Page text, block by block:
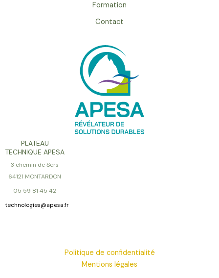
Formation
Contact
PLATEAU
TECHNIQUE APESA
3 chemin de Sers
64121 MONTARDON
05 59 81 45 42
technologies@apesa.fr
Politique de confidentialité
Mentions légales